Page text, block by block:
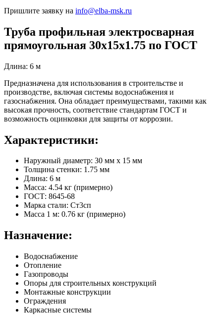
Пришлите заявку на info@elba-msk.ru
Труба профильная электросварная
прямоугольная 30х15х1.75 по ГОСТ
Длина: 6 м
Предназначена для использования в строительстве и
производстве, включая системы водоснабжения и
газоснабжения. Она обладает преимуществами, такими как
высокая прочность, соответствие стандартам ГОСТ и
возможность оцинковки для защиты от коррозии.
Характеристики:
Наружный диаметр: 30 мм x 15 мм
Толщина стенки: 1.75 мм
Длина: 6 м
Масса: 4.54 кг (примерно)
ГОСТ: 8645-68
Марка стали: Ст3сп
Масса 1 м: 0.76 кг (примерно)
Назначение:
Водоснабжение
Отопление
Газопроводы
Опоры для строительных конструкций
Монтажные конструкции
Ограждения
Каркасные системы